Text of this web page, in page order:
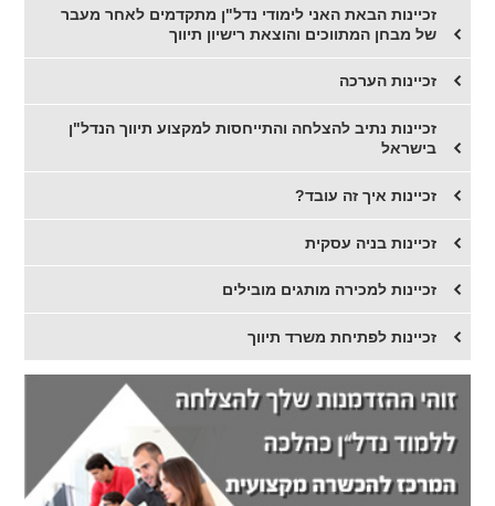
זכיינות הבאת האני לימודי נדל"ן מתקדמים לאחר מעבר
של מבחן המתווכים והוצאת רישיון תיווך
זכיינות הערכה
זכיינות נתיב להצלחה והתייחסות למקצוע תיווך הנדל"ן
בישראל
זכיינות איך זה עובד?
זכיינות בניה עסקית
זכיינות למכירה מותגים מובילים
זכיינות לפתיחת משרד תיווך